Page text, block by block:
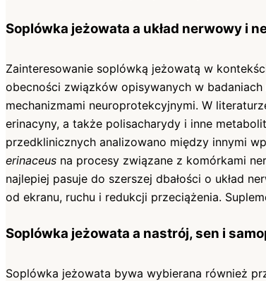
Soplówka jeżowata a układ nerwowy i
Zainteresowanie soplówką jeżowatą w
obecności związków opisywanych w
mechanizmami neuroprotekcyjnymi. W
erinacyny, a także polisacharydy i inne
przedklinicznych analizowano między innymi
erinaceus na procesy związane z komórkami
najlepiej pasuje do szerszej dbałości o układ
od ekranu, ruchu i redukcji przeciążenia.
Soplówka jeżowata a nastrój, sen i
Soplówka jeżowata bywa wybierana również